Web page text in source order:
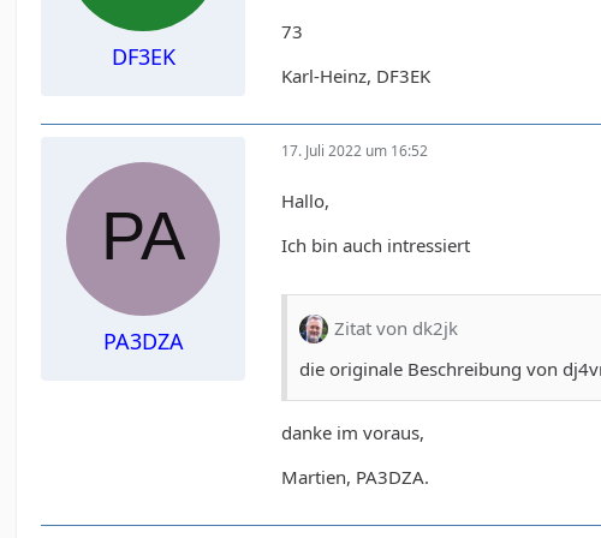
DF3EK
73
Karl-Heinz, DF3EK
PA3DZA
17. Juli 2022 um 16:52
Hallo,
Ich bin auch intressiert
Zitat von dk2jk
die originale Beschreibung von
danke im voraus,
Martien, PA3DZA.